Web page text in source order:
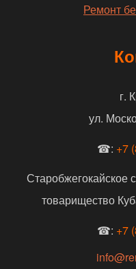
Ремонт
г.
ул.
☎: +7
Старобжегокайское
товарищество
☎: +7